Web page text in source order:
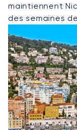
maintiennent
des semaines